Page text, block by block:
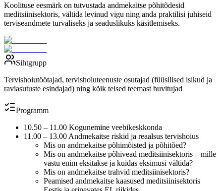
Koolituse eesmärk on tutvustada andmekaitse põhitõdesid
meditsiinisektoris, vältida levinud vigu ning anda praktilisi juhiseid
terviseandmete turvaliseks ja seaduslikuks käsitlemiseks.
Sihtgrupp
Tervishoiutöötajad, tervishoiuteenuste osutajad (füüsilised isikud ja
raviasutuste esindajad) ning kõik teised teemast huvitujad
Programm
10.50 – 11.00 Kogunemine veebikeskkonda
11.00 – 13.00 Andmekaitse riskid ja reaalsus tervishoius
Mis on andmekaitse põhimõisted ja põhitõed?
Mis on andmekaitse põhivead meditsiinisektoris – mille
vastu enim eksitakse ja kuidas eksimusi vältida?
Mis on andmekaitse trahvid meditsiinisektoris?
Peamised andmekaitse kaasused meditsiinisektoris